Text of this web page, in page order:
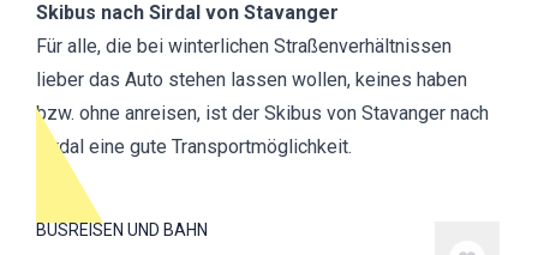
Skibus nach Sirdal von Stavanger
Für alle, die bei winterlichen Straßenverhältnissen
lieber das Auto stehen lassen wollen, keines haben
bzw. ohne anreisen, ist der Skibus von Stavanger nach
Sirdal eine gute Transportmöglichkeit.
BUSREISEN UND BAHN